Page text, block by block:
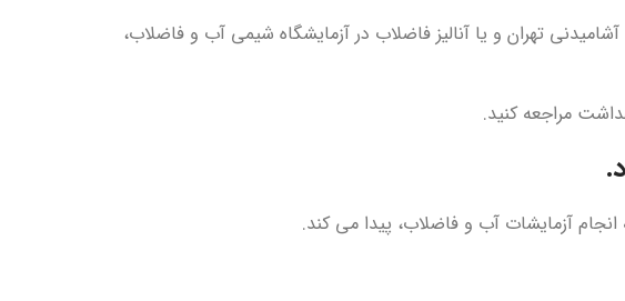
تهران و یا آنالیز فاضلاب در آزمایشگاه شیمی آب و فاضلاب،
مراجعه کنید.
آزمایشات آب و فاضلاب، پیدا می کند.